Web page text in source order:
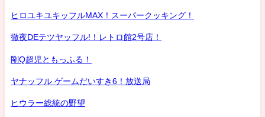
ヒロユキユキッフルMAX！スーパークッキング！
徹夜DEテツヤッフル!！レトロ館2号店！
剛Q超児ともっふる！
ヤナッフル ゲームだいすき6！放送局
ヒウラー総統の野望